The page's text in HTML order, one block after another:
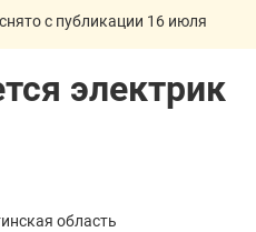
с публикации 16 июля
электрик
область